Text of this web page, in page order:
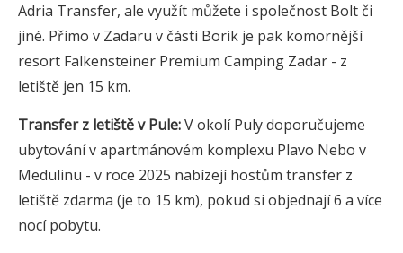
Adria Transfer, ale využít můžete i společnost Bolt či
jiné. Přímo v Zadaru v části Borik je pak komornější
resort Falkensteiner Premium Camping Zadar - z
letiště jen 15 km.
Transfer z letiště v Pule:V okolí Puly doporučujeme
ubytování v apartmánovém komplexu Plavo Nebo v
Medulinu - v roce 2025 nabízejí hostům transfer z
letiště zdarma (je to 15 km), pokud si objednají 6 a více
nocí pobytu.